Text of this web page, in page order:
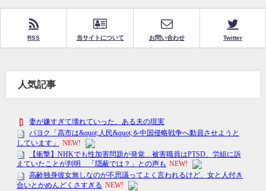
RSS 当サイトについて お問い合わせ Twitter
人気記事